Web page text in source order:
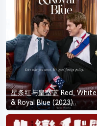
星条红与皇室蓝 Red, White
& Royal Blue (2023)